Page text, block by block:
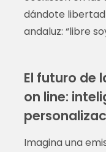
dándote
andaluz: “libre
El futuro de
on line:
Imagina una